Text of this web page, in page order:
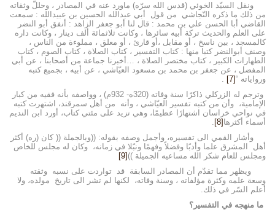
ونقل السيّد الخوئي (قدس الله سرّه) ماورد عنه في المصادر ، وحللّ وثقاته
من ذلك ما ذكره النّجاشي من قول أبي عبدالله الحسين بن عبيدالله : سمعت
القاضي أبا الحسن علي بن محمد : قال لنا أبو جعفر الزاهد : أنفق أبو النضر
على العلم والحديث تركة أبيه سائرها ، وكانت ثلاثمائة ألف دينار ، وكانت داره
كالمسجد ، بين ناسخ ، أو مقابل ،أو قارئ ، أو معلق ، مملوءة من الناس ،
وصنف أبوالنضر كتبا منها : كتاب التفسير ، كتاب الصلاة ، كتاب الصوم ، كتاب
الطهارات الكبير ، كتاب مختصر الصلاة ، …أخبرنا جماعة من أصحابنا ، عن أبي
المفضل ، عن جعفر بن محمد بن مسعود العيّاشي ، عن أبيه ، بجميع كتبه
ورواياته “[7]
.
وترجم له الزركلي ذاكرًا سنة وفاته (320ه- 932م) ، وواصفه بأنه فقيه من كبار
الإمامية، وأن من كتبه تفسير العيّاشي ، وأنه من أهل سمرقند، اشتهرت كتبه
في نواحي خراسان اشتهارًا عظيمًا، وهي تزيد على مئتي كتاب، أورد ابن النديم
أسماء أكثرها [8]
.
وأشار القمي الى تفسيره، وأجمل وصفه بقوله: ((وبالجملة (( كان (ره) أكثر
أهل المشرق علما وأدبًا وفضلاً وفهمًا ونبًلا في زمانه، وكان له مجلس للخاص
ومجلس للعام شكر الله مساعيه الجميلة )) [9]
ويظهر مما تقدّم أن المصادر السابقة قد تواردت على نسبه وثقته
وسعة علمه وكثرة مؤلفاته ، وسنة وفاته، لكنها لم تشر الى تاريخ مولده، ولا
أعلم السّر في ذلك.
ما منهجه في التفسير؟